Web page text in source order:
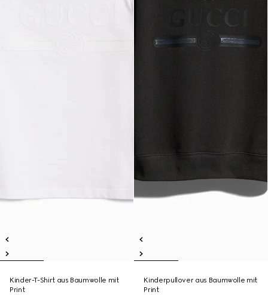
Kinder-T-Shirt aus Baumwolle mit
Print
Kinderpullover aus Baumwolle mit
Print